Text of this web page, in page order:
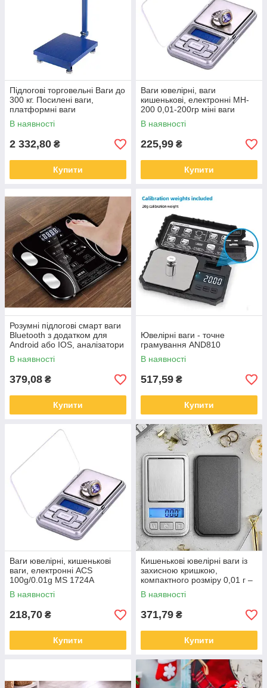
Підлогові торговельні Ваги до
300 кг. Посилені ваги,
платформні ваги
В наявності
2 332,80 ₴
Купити
Ваги ювелірні, ваги
кишенькові, електронні MH-
200 0,01-200гр міні ваги
В наявності
225,99 ₴
Купити
Розумні підлогові смарт ваги
Bluetooth з додатком для
Android або IOS, аналізатори
жиру
В наявності
379,08 ₴
Купити
Ювелірні ваги - точне
грамування AND810
В наявності
517,59 ₴
Купити
Ваги ювелірні, кишенькові
ваги, електронні ACS
100g/0.01g MS 1724A
Domotec
В наявності
218,70 ₴
Купити
Кишенькові ювелірні ваги із
захисною кришкою,
компактного розміру 0,01 г –
200 г
В наявності
371,79 ₴
Купити